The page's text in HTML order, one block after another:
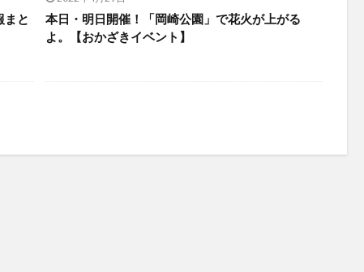
まと
本日・明日開催！「岡崎公園」で花火が上がる
よ。【おかざきイベント】